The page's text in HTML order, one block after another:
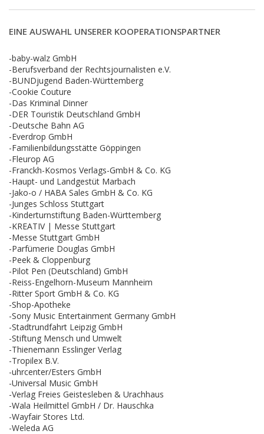
EINE AUSWAHL UNSERER KOOPERATIONSPARTNER
-baby-walz GmbH
-Berufsverband der Rechtsjournalisten e.V.
-BUNDjugend Baden-Württemberg
-Cookie Couture
-Das Kriminal Dinner
-DER Touristik Deutschland GmbH
-Deutsche Bahn AG
-Everdrop GmbH
-Familienbildungsstätte Göppingen
-Fleurop AG
-Franckh-Kosmos Verlags-GmbH & Co. KG
-Haupt- und Landgestüt Marbach
-Jako-o / HABA Sales GmbH & Co. KG
-Junges Schloss Stuttgart
-Kinderturnstiftung Baden-Württemberg
-KREATIV | Messe Stuttgart
-Messe Stuttgart GmbH
-Parfümerie Douglas GmbH
-Peek & Cloppenburg
-Pilot Pen (Deutschland) GmbH
-Reiss-Engelhorn-Museum Mannheim
-Ritter Sport GmbH & Co. KG
-Shop-Apotheke
-Sony Music Entertainment Germany GmbH
-Stadtrundfahrt Leipzig GmbH
-Stiftung Mensch und Umwelt
-Thienemann Esslinger Verlag
-Tropilex B.V.
-uhrcenter/Esters GmbH
-Universal Music GmbH
-Verlag Freies Geistesleben & Urachhaus
-Wala Heilmittel GmbH / Dr. Hauschka
-Wayfair Stores Ltd.
-Weleda AG